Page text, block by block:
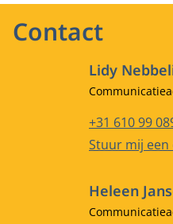
Contact
Lidy
Functietitel
+31 610 99
E-mailadres
Stuur mij een
Heleen
Functietitel